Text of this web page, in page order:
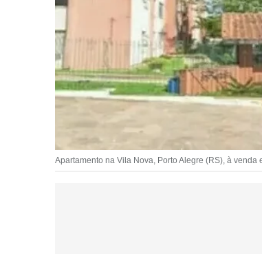
Apartamento na Vila Nova, Porto Alegre (RS), à